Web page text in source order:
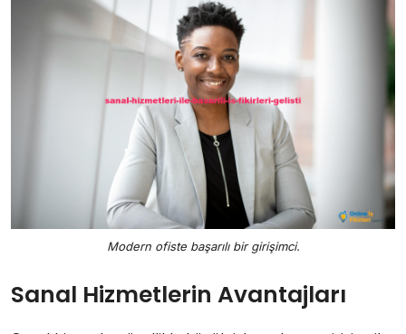
Modern ofiste başarılı bir girişimci.
Sanal Hizmetlerin Avantajları